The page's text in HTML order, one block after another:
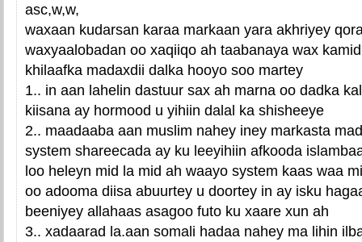
asc,w,w,
waxaan kudarsan karaa markaan yara akhriyey
waxyaalobadan oo xaqiiqo ah taabanaya wax
khilaafka madaxdii dalka hooyo soo martey
1.. in aan lahelin dastuur sax ah marna oo dadka
kiisana ay hormood u yihiin dalal ka shisheeye
2.. maadaaba aan muslim nahey iney markasta
system shareecada ay ku leeyihiin afkooda
loo heleyn mid la mid ah waayo system kaas waa
oo adooma diisa abuurtey u doortey in ay isku
beeniyey allahaas asagoo futo ku xaare xun ah
3.. xadaarad la.aan somali hadaa nahey ma lihin